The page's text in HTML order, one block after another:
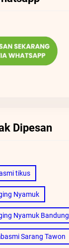
Dipesan
tikus
Nyamuk
Nyamuk Bandung
Sarang Tawon